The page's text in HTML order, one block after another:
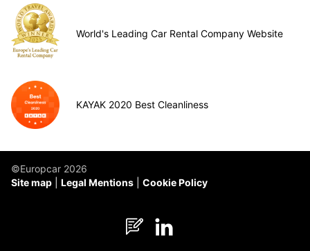
World's Leading Car Rental Company Website
KAYAK 2020 Best Cleanliness
©Europcar 2026
Site map
Legal Mentions Cookie Policy